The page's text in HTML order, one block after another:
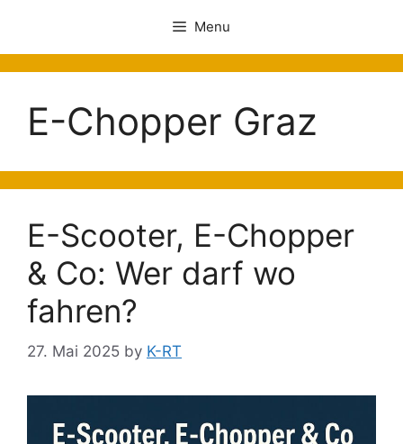
Menu
E-Chopper Graz
E-Scooter, E-Chopper
& Co: Wer darf wo
fahren?
27. Mai 2025 by K-RT